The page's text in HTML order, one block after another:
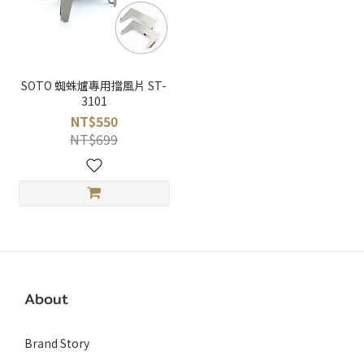
SOTO 蜘蛛爐專用擋風片 ST-
3101
NT$550
NT$699
About
Brand Story